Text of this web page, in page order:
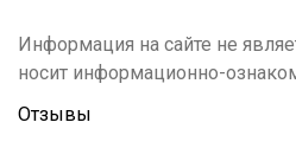
Информация на сайте не
носит информационно-
Отзывы